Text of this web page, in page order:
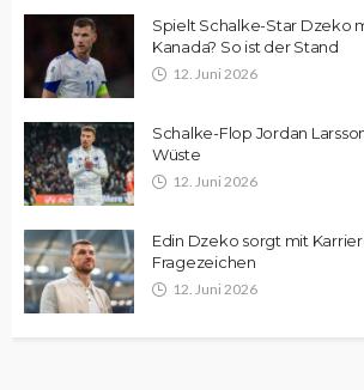
Spielt Schalke-Star Dzeko
Kanada? So ist der Stand
12. Juni 2026
Schalke-Flop Jordan
Wüste
12. Juni 2026
Edin Dzeko sorgt mit
Fragezeichen
12. Juni 2026